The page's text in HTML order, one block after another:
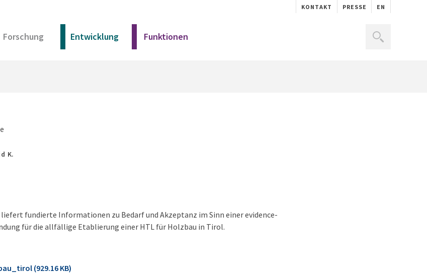
KONTAKT PRESSE EN
Forschung Entwicklung Funktionen
Materialien
K.
fundierte Informationen zu Bedarf und Akzeptanz im Sinn einer evidence-
für die allfällige Etablierung einer HTL für Holzbau in Tirol.
(929.16 KB)